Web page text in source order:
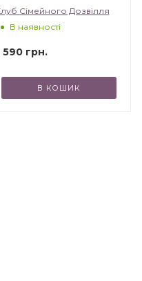
Сімейного Дозвілля
В наявності
590грн.
В КОШИК